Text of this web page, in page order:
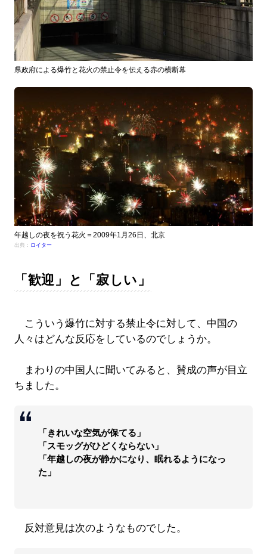
県政府による爆竹と花火の禁止令を伝える赤の横断幕
年越しの夜を祝う花火＝2009年1月26日、北京
出典： ロイター
「歓迎」と「寂しい」
こういう爆竹に対する禁止令に対して、中国の
人々はどんな反応をしているのでしょうか。
まわりの中国人に聞いてみると、賛成の声が目立
ちました。
「きれいな空気が保てる」
「スモッグがひどくならない」
「年越しの夜が静かになり、眠れるようになっ
た」
反対意見は次のようなものでした。